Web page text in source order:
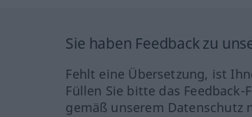
Sie haben Feedback zu
Fehlt eine Übersetzung, ist
Füllen Sie bitte das
gemäß unserem Datenschutz